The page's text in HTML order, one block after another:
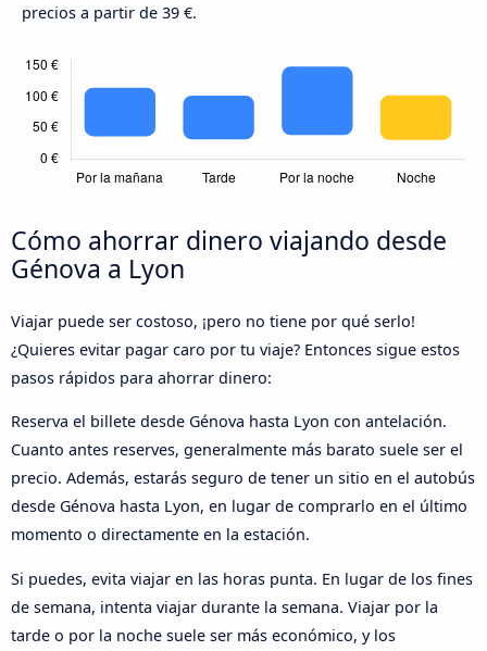
precios a partir de 39 €.
Cómo ahorrar dinero viajando desde
Génova a Lyon
Viajar puede ser costoso, ¡pero no tiene por qué serlo!
¿Quieres evitar pagar caro por tu viaje? Entonces sigue estos
pasos rápidos para ahorrar dinero:
Reserva el billete desde Génova hasta Lyon con antelación.
Cuanto antes reserves, generalmente más barato suele ser el
precio. Además, estarás seguro de tener un sitio en el autobús
desde Génova hasta Lyon, en lugar de comprarlo en el último
momento o directamente en la estación.
Si puedes, evita viajar en las horas punta. En lugar de los fines
de semana, intenta viajar durante la semana. Viajar por la
tarde o por la noche suele ser más económico, y los